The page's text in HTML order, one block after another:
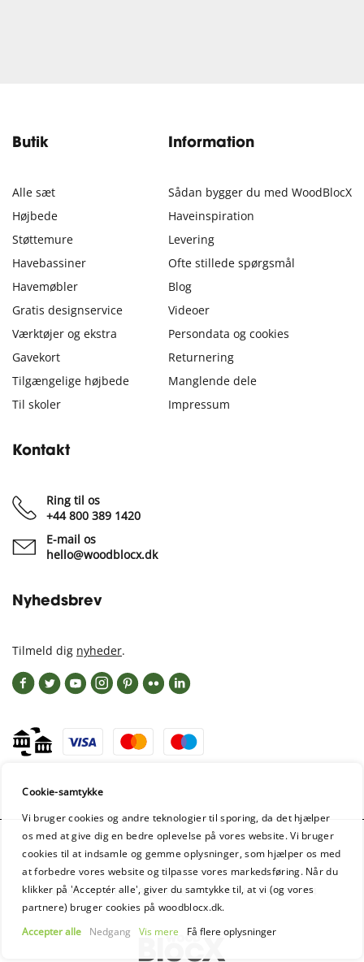
Butik
Alle sæt
Højbede
Støttemure
Havebassiner
Havemøbler
Gratis designservice
Værktøjer og ekstra
Gavekort
Tilgængelige højbede
Til skoler
Information
Sådan bygger du med WoodBlocX
Haveinspiration
Levering
Ofte stillede spørgsmål
Blog
Videoer
Persondata og cookies
Returnering
Manglende dele
Impressum
Kontakt
Ring til os
+44 800 389 1420
E-mail os
hello@woodblocx.dk
Nyhedsbrev
Tilmeld dig nyheder.
WoodBlocX GmbH - Registration: Aschaffenburg HRB 16954
Cookie-samtykke
Vi bruger cookies og andre teknologier til sporing, da det hjælper
os med at give dig en bedre oplevelse på vores website. Vi bruger
cookies til at indsamle og gemme oplysninger, som hjælper os med
at forbedre vores website og tilpasse vores markedsføring. Når du
klikker på 'Acceptér alle', giver du samtykke til, at vi (og vores
partnere) bruger cookies på woodblocx.dk.
Accepter alle
Nedgang Vis mere Få flere oplysninger